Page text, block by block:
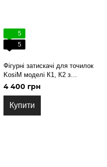
5
5
Фігурні затискачі для точилок
KosiM моделі К1, К2 з
вибіркою
4 400 грн
Купити